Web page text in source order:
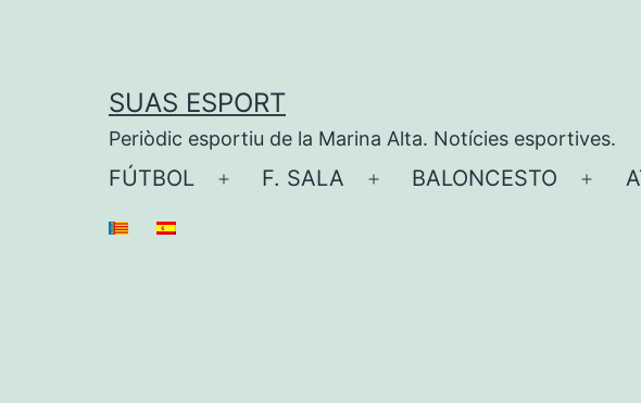
SUAS ESPORT
Periòdic esportiu de la Marina Alta. Notícies esportives.
FÚTBOL
Abrir
F. SALA
Abrir
BALONCESTO
Abrir